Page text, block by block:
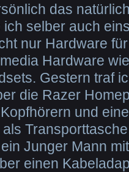
das
selber auch
nur Hardware
Hardware
Gestern traf
die Razer
und
Junger Mann
einen